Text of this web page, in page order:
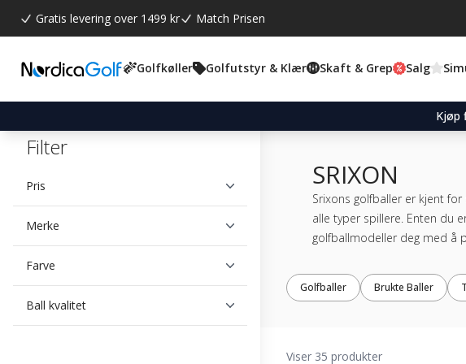
Gratis levering over 1499 kr Match Prisen
Golfkøller Golfutstyr & Klær Skaft & Grep Salg
Kjøp
Filter
Pris
Merke
Farve
Ball kvalitet
SRIXON
Srixons golfballer er kjent
alle typer spillere. Enten du
golfballmodeller deg med å
Golfballer Brukte Baller
Viser 35 produkter